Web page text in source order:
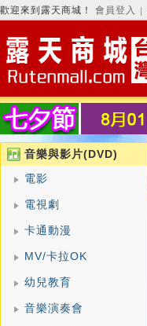
歡迎來到露天商城！ 會員登入
音樂與影片(DVD)
電影
電視劇
卡通動漫
MV/卡拉OK
幼兒教育
音樂演奏會